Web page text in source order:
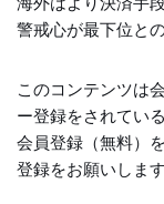
警戒心が最下位と
このコンテンツは
ー登録をされてい
会員登録（無料）
登録をお願いします